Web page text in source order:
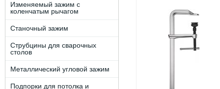
Изменяемый зажим с
коленчатым рычагом
Станочный зажим
Струбцины для сварочных
столов
Металлический угловой зажим
Подпорки для потолка и